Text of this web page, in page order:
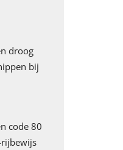
droog
bij
code 80
rijbewijs